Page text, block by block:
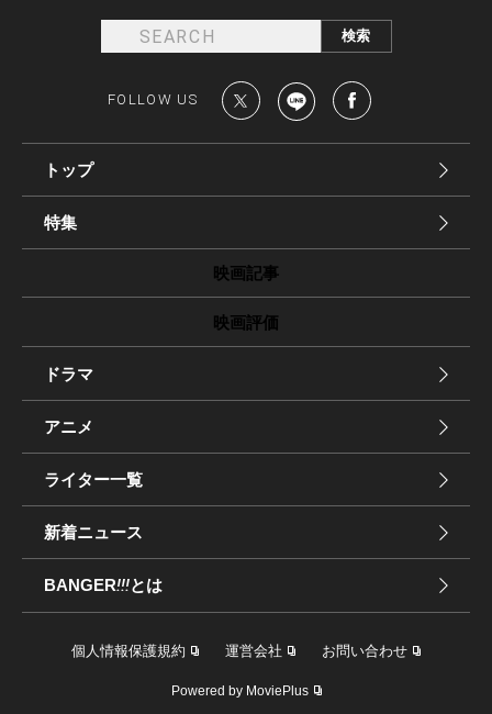
FOLLOW US
トップ
特集
映画記事
映画評価
ドラマ
アニメ
ライター一覧
新着ニュース
BANGER!!!とは
個人情報保護規約 運営会社 お問い合わせ
Powered by MoviePlus